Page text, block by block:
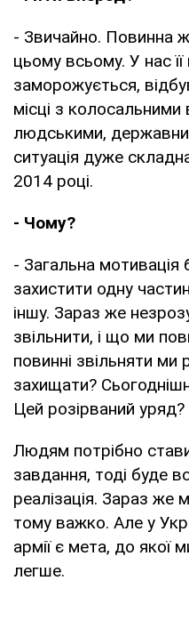
- Звичайно. Повинна
цьому всьому. У нас
заморожується,
місці з
людськими,
ситуація дуже
2014 році.
- Чому?
- Загальна мотивація
захистити одну
іншу. Зараз же
звільнити, і що ми
повинні звільняти ми
захищати?
Цей розірваний
Людям потрібно
завдання, тоді буде
реалізація. Зараз же
тому важко. Але у
армії є мета, до якої
легше.